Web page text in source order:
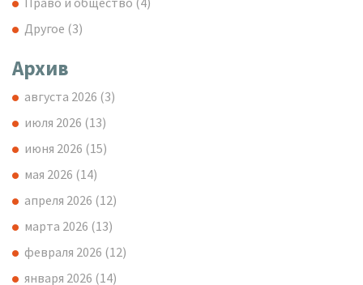
Другое (3)
Архив
августа 2026 (3)
июля 2026 (13)
июня 2026 (15)
мая 2026 (14)
апреля 2026 (12)
марта 2026 (13)
февраля 2026 (12)
января 2026 (14)